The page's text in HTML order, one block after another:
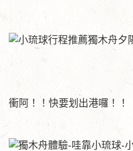
衝阿！！快要划出港囉！！